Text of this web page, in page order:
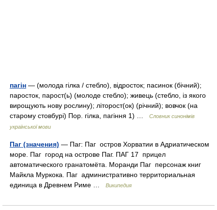
пагін — (молода гілка / стебло), відросток; пасинок (бічний);
паросток, парост(ь) (молоде стебло); живець (стебло, із якого
вирощують нову рослину); літорост(ок) (річний); вовчок (на
старому стовбурі) Пор. гілка, пагіння 1) …
Словник синонімів
української мови
Паг (значения) — Паг: Паг остров Хорватии в Адриатическом
море. Паг город на острове Паг. ПАГ 17 прицел
автоматического гранатомёта. Моранди Паг персонаж книг
Майкла Муркока. Паг административно территориальная
единица в Древнем Риме …
Википедия